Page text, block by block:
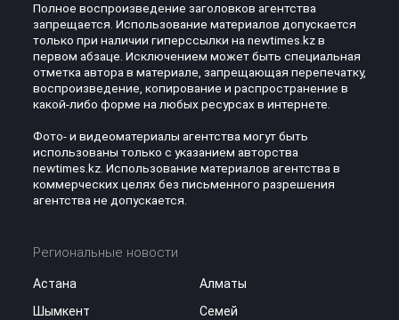
Полное воспроизведение заголовков агентства
запрещается. Использование материалов допускается
только при наличии гиперссылки на newtimes.kz в
первом абзаце. Исключением может быть специальная
отметка автора в материале, запрещающая перепечатку,
воспроизведение, копирование и распространение в
какой-либо форме на любых ресурсах в интернете.
Фото- и видеоматериалы агентства могут быть
использованы только с указанием авторства
newtimes.kz. Использование материалов агентства в
коммерческих целях без письменного разрешения
агентства не допускается.
Региональные новости
Астана
Алматы
Шымкент
Семей